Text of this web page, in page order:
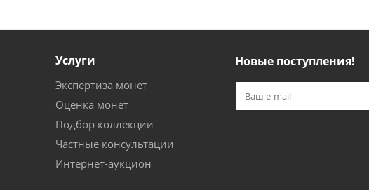
Услуги
Экспертиза монет
Оценка монет
Подбор коллекции
Частные консультации
Интернет-аукцион
Новые поступления!